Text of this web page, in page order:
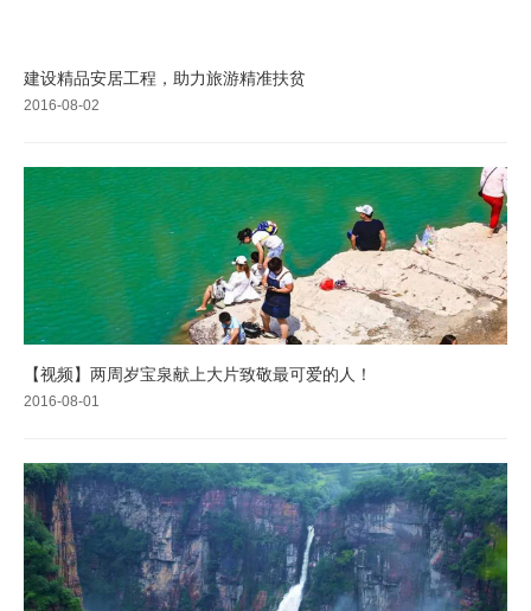
建设精品安居工程，助力旅游精准扶贫
2016-08-02
【视频】两周岁宝泉献上大片致敬最可爱的人！
2016-08-01